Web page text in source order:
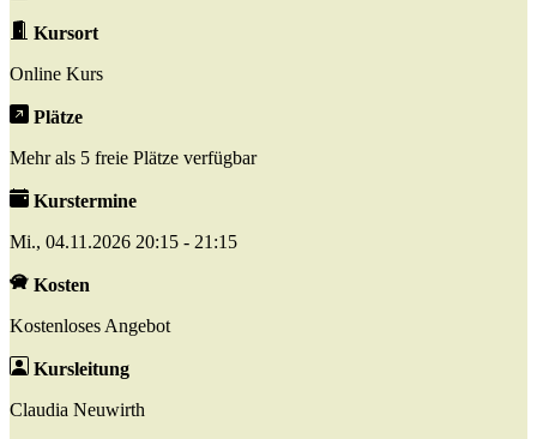
Kursort
Online Kurs
Plätze
Mehr als 5 freie Plätze verfügbar
Kurstermine
Mi., 04.11.2026 20:15 - 21:15
Kosten
Kostenloses Angebot
Kursleitung
Claudia Neuwirth